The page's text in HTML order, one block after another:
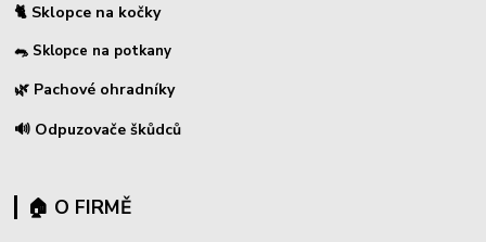
🐈 Sklopce na kočky
🐀 Sklopce na potkany
🌿 Pachové ohradníky
🔊 Odpuzovače škůdců
🏠 O FIRMĚ